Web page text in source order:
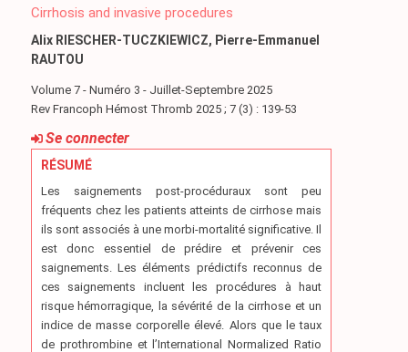
Cirrhosis and invasive procedures
Alix RIESCHER-TUCZKIEWICZ, Pierre-Emmanuel
RAUTOU
Volume 7 - Numéro 3 - Juillet-Septembre 2025
Rev Francoph Hémost Thromb 2025 ; 7 (3) : 139-53
Se connecter
RÉSUMÉ
Les saignements post-procéduraux sont peu
fréquents chez les patients atteints de cirrhose mais
ils sont associés à une morbi-mortalité significative. Il
est donc essentiel de prédire et prévenir ces
saignements. Les éléments prédictifs reconnus de
ces saignements incluent les procédures à haut
risque hémorragique, la sévérité de la cirrhose et un
indice de masse corporelle élevé. Alors que le taux
de prothrombine et l’International Normalized Ratio